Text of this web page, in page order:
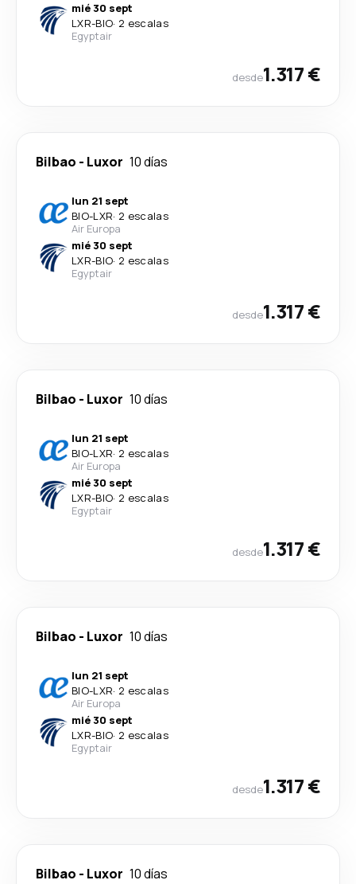
mié 30 sept
LXR-BIO· 2 escalas
Egyptair
desde1.317 €
Bilbao - Luxor 10 días
lun 21 sept
BIO-LXR· 2 escalas
Air Europa
mié 30 sept
LXR-BIO· 2 escalas
Egyptair
desde1.317 €
Bilbao - Luxor 10 días
lun 21 sept
BIO-LXR· 2 escalas
Air Europa
mié 30 sept
LXR-BIO· 2 escalas
Egyptair
desde1.317 €
Bilbao - Luxor 10 días
lun 21 sept
BIO-LXR· 2 escalas
Air Europa
mié 30 sept
LXR-BIO· 2 escalas
Egyptair
desde1.317 €
Bilbao - Luxor 10 días